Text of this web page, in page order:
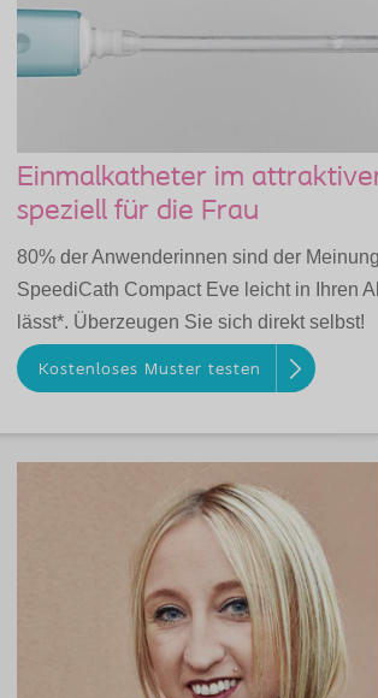
Einmalkatheter im
speziell für die Frau
80% der Anwenderinnen sind der
SpeediCath Compact Eve leicht in Ihren
lässt*. Überzeugen Sie sich direkt selbst!
Kostenloses Muster testen